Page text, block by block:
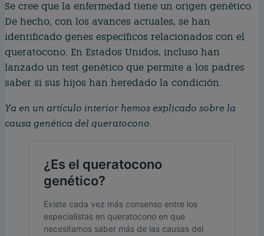
Se cree que la enfermedad tiene un origen genético.
De hecho, con los avances actuales, se han
identificado genes específicos relacionados con el
queratocono. En Estados Unidos, incluso han
lanzado un test genético que permite a los padres
saber si sus hijos han heredado la condición.
Ya en un artículo interior hemos explicado sobre la
causa genética del queratocono.